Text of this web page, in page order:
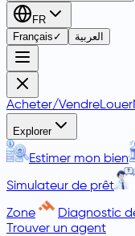
FR
Français ✓ العربية
Acheter/VendreLouer
Explorer
Estimer mon bien
Simulateur de prêt
Zone
Diagnostic
Trouver un agent